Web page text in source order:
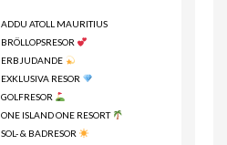
ADDU ATOLL MAURITIUS
BRÖLLOPSRESOR
ERBJUDANDE
EXKLUSIVA RESOR
GOLFRESOR
ONE ISLAND ONE RESORT
SOL- & BADRESOR